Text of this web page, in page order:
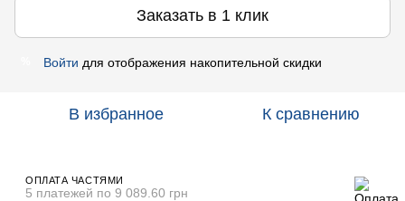
Заказать в 1 клик
Войти для отображения накопительной скидки
В избранное К сравнению
ОПЛАТА ЧАСТЯМИ
5 платежей по 9 089.60 грн